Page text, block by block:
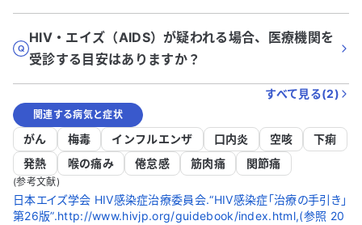
HIV・エイズ（AIDS）が疑われる場合、医療機関を
受診する目安はありますか？
すべて見る(2)
関連する病気と症状
がん 梅毒 インフルエンザ 口内炎 空咳
下痢
発熱
喉の痛み 倦怠感 筋肉痛 関節痛
(参考文献)
日本エイズ学会 HIV感染症治療委員会.“HIV感染症「治療の手引き」
第26版”.http://www.hivjp.org/guidebook/index.html,(参照 20